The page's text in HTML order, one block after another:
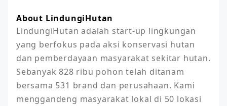
About LindungiHutan
LindungiHutan adalah start-up lingkungan
yang berfokus pada aksi konservasi hutan
dan pemberdayaan masyarakat sekitar hutan.
Sebanyak 828 ribu pohon telah ditanam
bersama 531 brand dan perusahaan. Kami
menggandeng masyarakat lokal di 50 lokasi